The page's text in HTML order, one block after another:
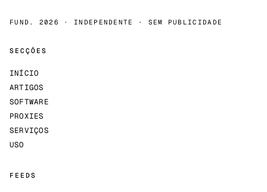
FUND. 2026 · INDEPENDENTE · SEM PUBLICIDADE
SECÇÕES
INÍCIO
ARTIGOS
SOFTWARE
PROXIES
SERVIÇOS
USO
FEEDS